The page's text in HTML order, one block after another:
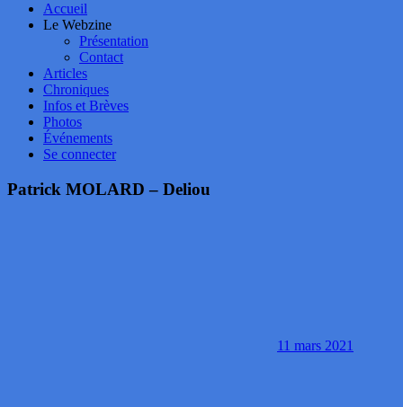
Accueil
Le Webzine
Présentation
Contact
Articles
Chroniques
Infos et Brèves
Photos
Événements
Se connecter
Patrick MOLARD – Deliou
11 mars 2021